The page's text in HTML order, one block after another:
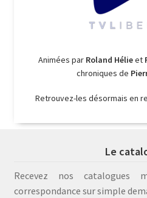
Animées par Roland Hélieet
chroniques de
Retrouvez-les désormais en
Le
Recevez nos catalogues
correspondance sur simple